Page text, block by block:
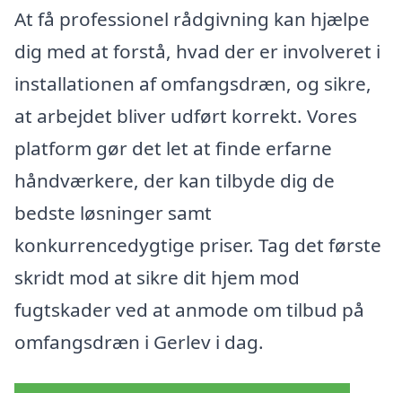
At få professionel rådgivning kan hjælpe
dig med at forstå, hvad der er involveret i
installationen af omfangsdræn, og sikre,
at arbejdet bliver udført korrekt. Vores
platform gør det let at finde erfarne
håndværkere, der kan tilbyde dig de
bedste løsninger samt
konkurrencedygtige priser. Tag det første
skridt mod at sikre dit hjem mod
fugtskader ved at anmode om tilbud på
omfangsdræn i Gerlev i dag.